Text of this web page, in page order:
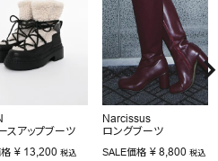
スアップブーツ
¥ 13,200 税込
Narcissus
ロングブーツ
SALE価格 ¥ 8,800 税込